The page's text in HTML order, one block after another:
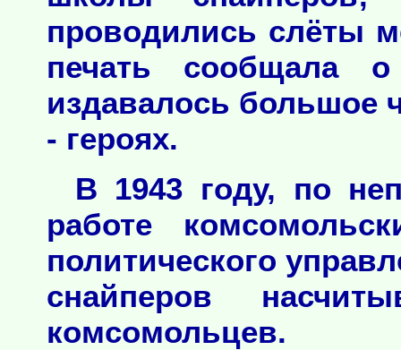
проводились слёты
печать сообщала
издавалось большое
- героях.
В 1943 году, по
работе
политического
снайперов
комсомольцев.